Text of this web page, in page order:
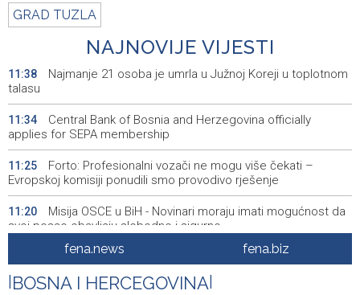
GRAD TUZLA
NAJNOVIJE VIJESTI
11:38
Najmanje 21 osoba je umrla u Južnoj Koreji u toplotnom
talasu
11:34
Central Bank of Bosnia and Herzegovina officially
applies for SEPA membership
11:25
Forto: Profesionalni vozači ne mogu više čekati –
Evropskoj komisiji ponudili smo provodivo rješenje
11:20
Misija OSCE u BiH - Novinari moraju imati mogućnost da
svoj posao obavljaju slobodno i sigurno
U BiH nema slučajeva ciklosporijaze, epidemija i dalje
traje u SAD-u
fena.news fena.biz
BOSNA I HERCEGOVINA